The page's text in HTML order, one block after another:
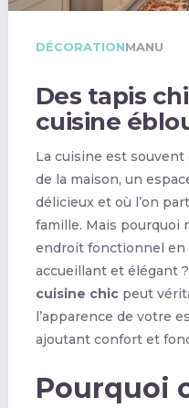
DÉCORATIONMANU
Des tapis
cuisine
La cuisine est
de la maison, un
délicieux et où l’on
famille. Mais pourquoi
endroit fonctionnel en
accueillant et élégant ?
cuisine chicpeut
l’apparence de votre
ajoutant confort et
Pourquoi